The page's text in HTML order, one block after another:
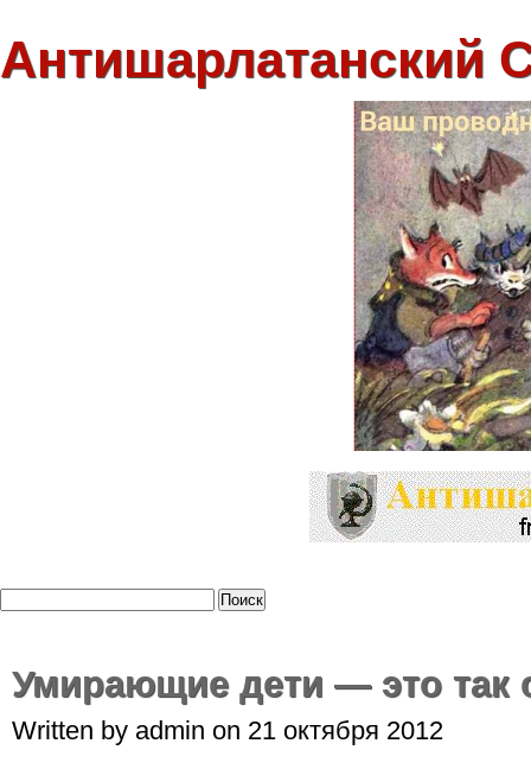
Антишарлатанский
Умирающие дети — это так
Written by admin on 21 октября 2012